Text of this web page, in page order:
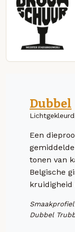
Dubbel
Een
tonen van
Belgische
kruidigheid
Dubbel